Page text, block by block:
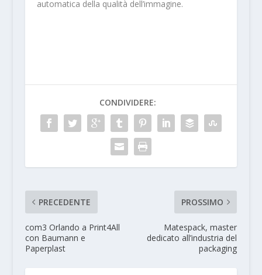
automatica della qualità dell’immagine.
CONDIVIDERE:
PRECEDENTE
com3 Orlando a Print4All
con Baumann e
Paperplast
PROSSIMO
Matespack, master
dedicato all’industria del
packaging